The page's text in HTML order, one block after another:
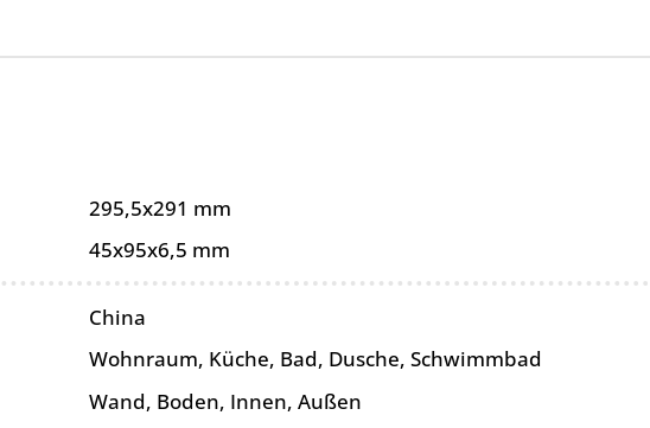
295,5x291 mm
45x95x6,5 mm
China
Wohnraum, Küche, Bad, Dusche, Schwimmbad
Wand, Boden, Innen, Außen